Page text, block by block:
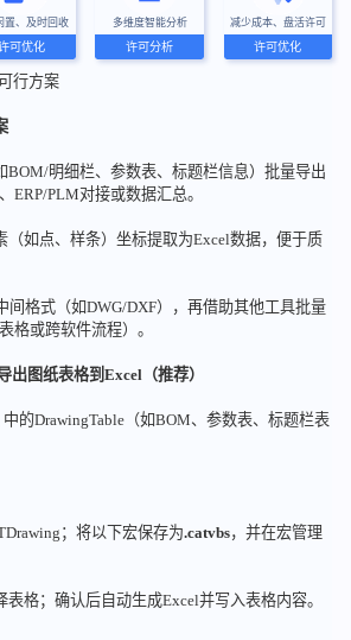
置、及时回收
可优化
多维度智能分析
许可分析
减少成本、盘活许可
许可优化
行方案
BOM/明细栏、参数表、标题栏信息）批量导出
ERP/PLM对接或数据汇总。
（如点、样条）坐标提取为Excel数据，便于质
间格式（如DWG/DXF），再借助其他工具批量
格或跨软件流程）。
出图纸表格到Excel（推荐）
的DrawingTable（如BOM、参数表、标题栏表
；将以下宏保存为.catvbs，并在宏管理
格；确认后自动生成Excel并写入表格内容。